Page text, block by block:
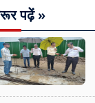
पढ़ें »